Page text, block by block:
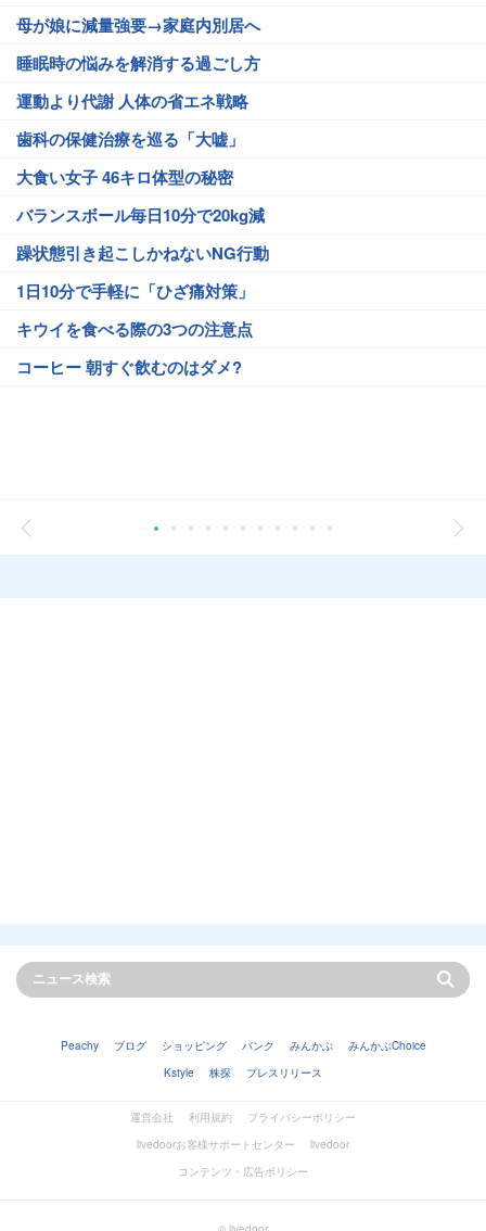
母が娘に減量強要→家庭内別居へ
睡眠時の悩みを解消する過ごし方
運動より代謝 人体の省エネ戦略
歯科の保健治療を巡る「大嘘」
大食い女子 46キロ体型の秘密
バランスボール毎日10分で20kg減
躁状態引き起こしかねないNG行動
1日10分で手軽に「ひざ痛対策」
キウイを食べる際の3つの注意点
コーヒー 朝すぐ飲むのはダメ?
Peachy ブログ ショッピング バンク みんかぶ
みんかぶChoice
Kstyle
株探 プレスリリース
運営会社 利用規約
プライバシーポリシー
livedoorお客様サポートセンター
livedoor
コンテンツ・広告ポリシー